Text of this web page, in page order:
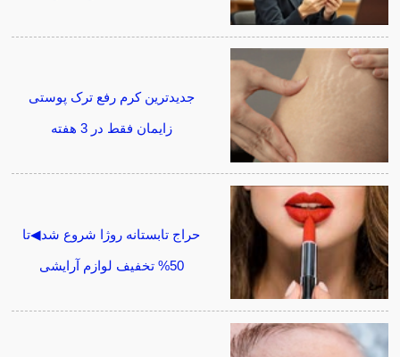
جدیدترین کرم رفع ترک پوستی
زایمان فقط در 3 هفته
حراج تابستانه روژا شروع شد◀تا
50% تخفیف لوازم آرایشی